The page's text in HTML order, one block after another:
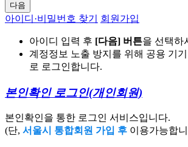
다음
아이디·비밀번호 찾기 회원가입
아이디 입력 후 [다음] 버튼을 선택하
계정정보 노출 방지를 위해 공용 기기
로 로그인합니다.
본인확인 로그인(개인회원)
본인확인을 통한 로그인 서비스입니다.
(단, 서울시 통합회원 가입 후 이용가능합